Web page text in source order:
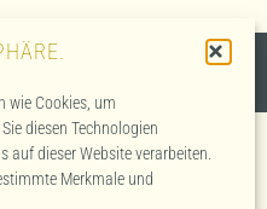
wie Cookies, um
diesen Technologien
dieser Website verarbeiten.
Merkmale und